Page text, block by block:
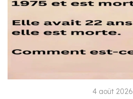
4 août 2026